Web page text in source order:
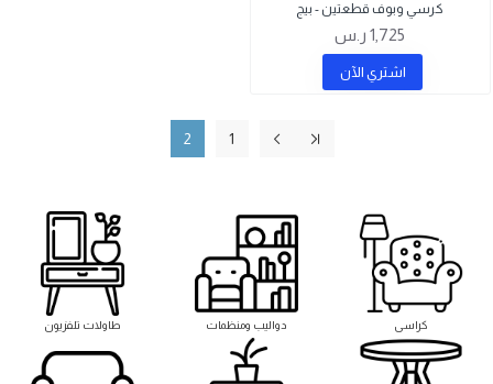
كرسي وبوف قطعتين - بيج
1,725 ر.س
اشتري اﻵن
1
2
كراسى دواليب ومنظمات طاولات تلفزيون